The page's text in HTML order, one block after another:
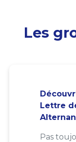
Les
Lettre
Pas